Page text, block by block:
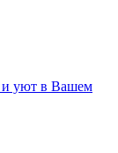
и уют в Вашем